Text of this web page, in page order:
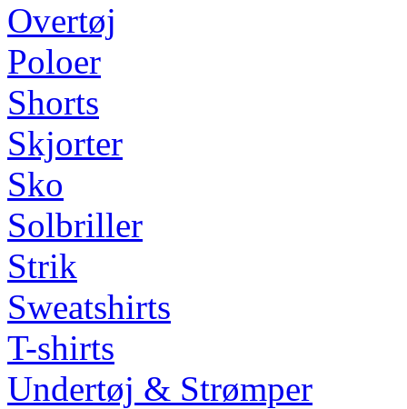
Overtøj
Poloer
Shorts
Skjorter
Sko
Solbriller
Strik
Sweatshirts
T-shirts
Undertøj & Strømper